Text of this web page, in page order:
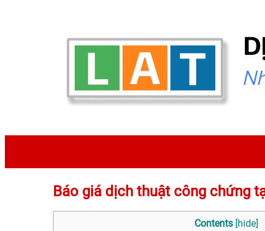
Báo giá dịch thuật công chứng
Contents [hide]